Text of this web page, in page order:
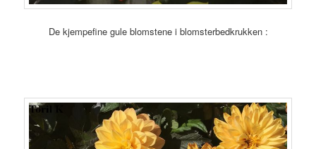
De kjempefine gule blomstene i blomsterbedkrukken :